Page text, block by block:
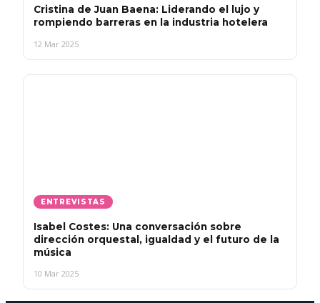
Cristina de Juan Baena: Liderando el lujo y
rompiendo barreras en la industria hotelera
12 Mar 2025
ENTREVISTAS
Isabel Costes: Una conversación sobre
dirección orquestal, igualdad y el futuro de la
música
10 Mar 2025